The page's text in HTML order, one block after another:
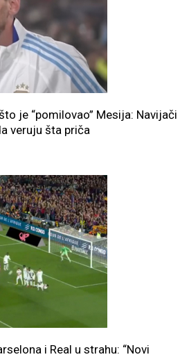
je “pomilovao” Mesija: Navijači
veruju šta priča
i Real u strahu: “Novi